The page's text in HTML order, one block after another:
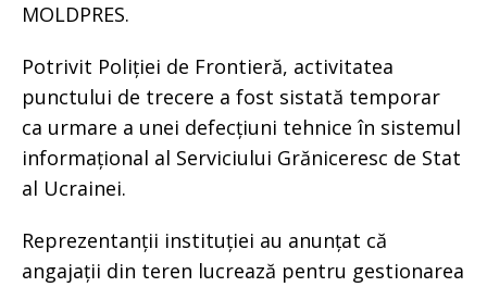
MOLDPRES.
Potrivit Poliției de Frontieră, activitatea
punctului de trecere a fost sistată temporar
ca urmare a unei defecțiuni tehnice în sistemul
informațional al Serviciului Grăniceresc de Stat
al Ucrainei.
Reprezentanții instituției au anunțat că
angajații din teren lucrează pentru gestionarea